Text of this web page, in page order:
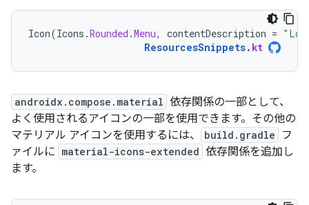
Icon(Icons .Rounded .Menu, contentDescription =
ResourcesSnippets. kt
androidx.compose.material 依存関係の一部として、
よく使用されるアイコンの一部を使用できます。その他の
マテリアル アイコンを使用するには、
build.gradle
フ
ァイルに material-icons-extended 依存関係を追加し
ます。